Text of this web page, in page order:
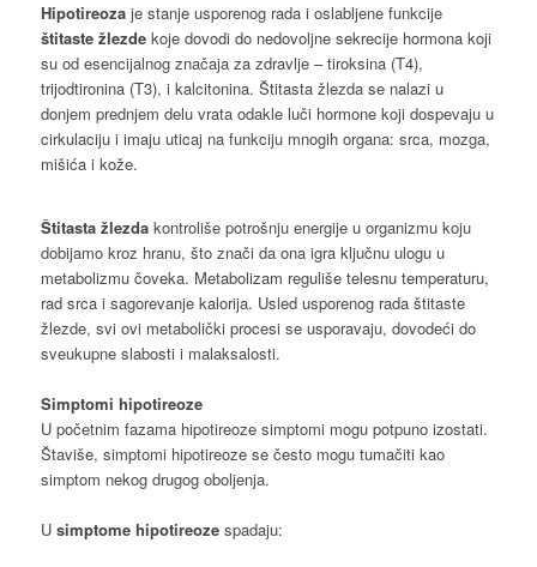
Hipotireozaje stanjeusporenog rada i oslabljene funkcije
štitaste žlezdekoje dovodi do nedovoljne sekrecije hormona koji
su od esencijalnog značaja za zdravlje – tiroksina (T4),
trijodtironina (T3), i kalcitonina. Štitasta žlezda se nalazi u
donjem prednjem delu vrata odakle luči hormone koji dospevaju u
cirkulaciju i imaju uticaj na funkciju mnogih organa: srca, mozga,
mišića i kože.
Štitasta žlezdakontroliše potrošnju energije u organizmu koju
dobijamo kroz hranu, što znači da ona igra ključnu ulogu u
metabolizmu čoveka. Metabolizam reguliše telesnu temperaturu,
rad srca i sagorevanje kalorija. Usled usporenog rada štitaste
žlezde, svi ovi metabolički procesi se usporavaju, dovodeći do
sveukupne slabosti i malaksalosti.
Simptomi hipotireoze
U početnim fazama hipotireoze simptomi mogu potpuno izostati.
Štaviše, simptomi hipotireoze se često mogu tumačiti kao
simptom nekog drugog oboljenja.
Usimptome hipotireozespadaju: